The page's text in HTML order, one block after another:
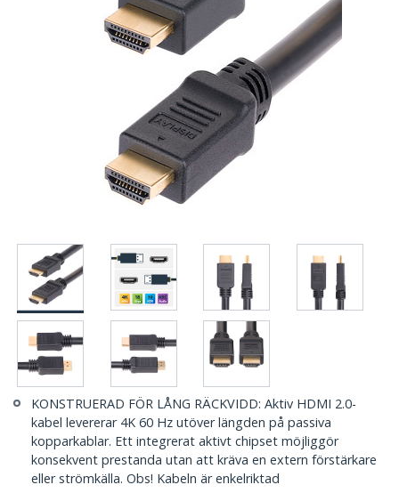
KONSTRUERAD FÖR LÅNG RÄCKVIDD: Aktiv HDMI 2.0-
kabel levererar 4K 60 Hz utöver längden på passiva
kopparkablar. Ett integrerat aktivt chipset möjliggör
konsekvent prestanda utan att kräva en extern förstärkare
eller strömkälla. Obs! Kabeln är enkelriktad